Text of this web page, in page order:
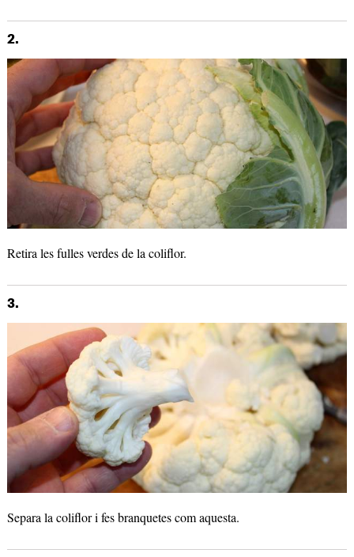
2.
Retira les fulles verdes de la coliflor.
3.
Separa la coliflor i fes branquetes com aquesta.